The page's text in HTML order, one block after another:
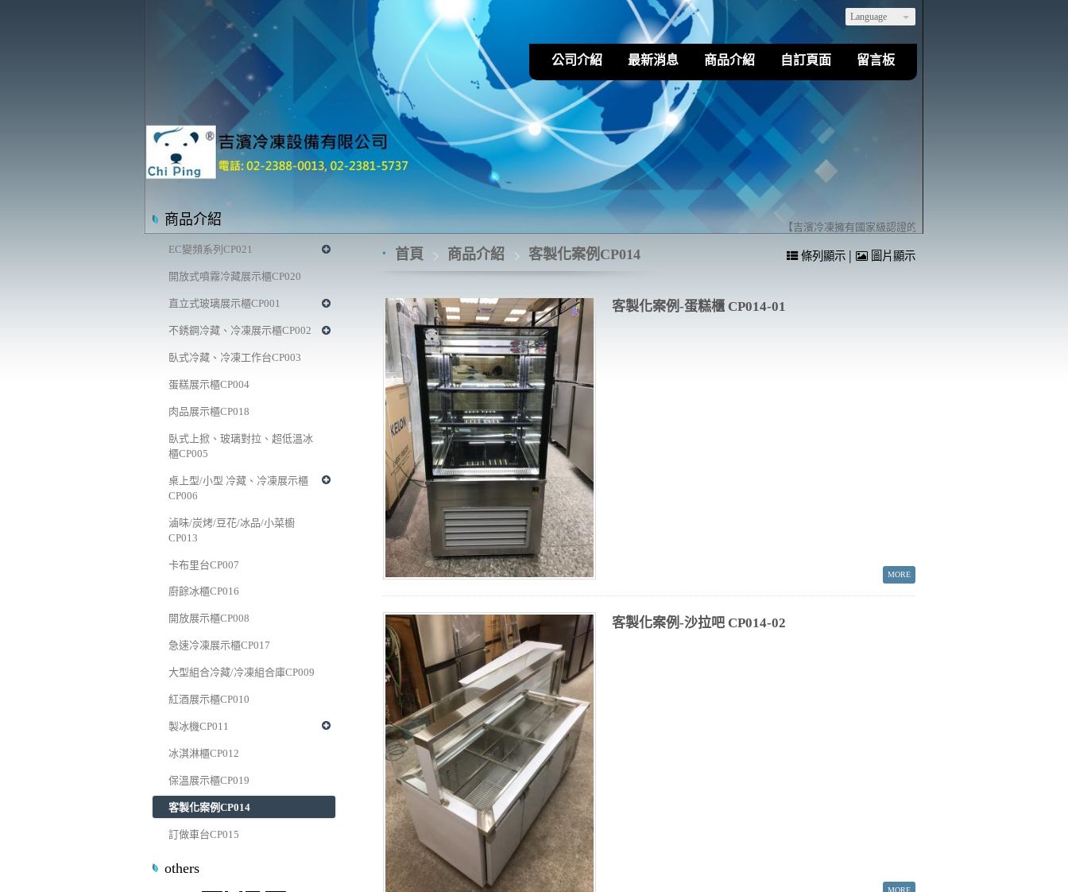
Language
公司介紹 最新消息 商品介紹 自訂頁面 留言板
商品介紹
EC變頻系列CP021
開放式噴霧冷藏展示櫃CP020
直立式玻璃展示櫃CP001
不銹鋼冷藏、冷凍展示櫃CP002
臥式冷藏、冷凍工作台CP003
蛋糕展示櫃CP004
肉品展示櫃CP018
臥式上掀、玻璃對拉、超低溫冰
櫃CP005
桌上型/小型 冷藏、冷凍展示櫃
CP006
滷味/炭烤/豆花/冰品/小菜櫥
CP013
卡布里台CP007
廚餘冰櫃CP016
開放展示櫃CP008
急速冷凍展示櫃CP017
大型組合冷藏/冷凍組合庫CP009
紅酒展示櫃CP010
製冰機CP011
冰淇淋櫃CP012
保溫展示櫃CP019
客製化案例CP014
訂做車台CP015
others
【吉濱冷凍擁有國家級認證的乙級冷凍空調裝修技術】歡迎您來
首頁 商品介紹 客製化案例CP014 條列顯示 | 圖片顯示
客製化案例-蛋糕櫃 CP014-01
客製化案例-沙拉吧 CP014-02